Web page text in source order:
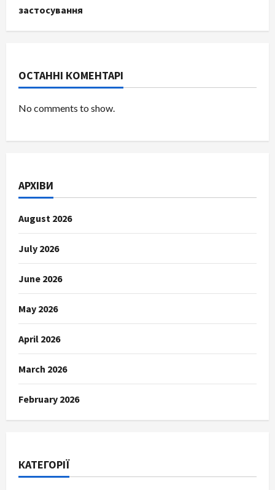
застосування
ОСТАННІ КОМЕНТАРІ
No comments to show.
АРХІВИ
August 2026
July 2026
June 2026
May 2026
April 2026
March 2026
February 2026
КАТЕГОРІЇ